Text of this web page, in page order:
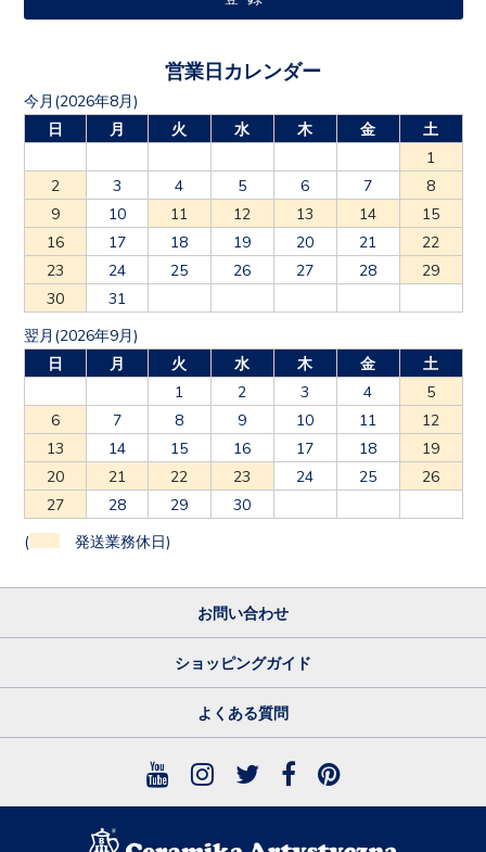
営業日カレンダー
今月(2026年8月)
日
月 火 水 木 金
土
1
2
3 4 5 6 7
8
9
10 11 12 13 14
15
16
17 18 19 20 21
22
23
24 25 26 27 28
29
30
31
翌月(2026年9月)
日
月 火 水 木 金
土
1
2 3 4
5
6
7 8 9 10 11
12
13
14 15 16 17 18
19
20
21 22 23 24 25
26
27
28 29 30
( 発送業務休日)
お問い合わせ
ショッピングガイド
よくある質問